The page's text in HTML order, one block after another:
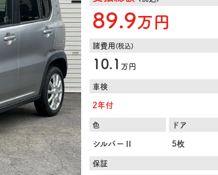
89.9万円
諸費用(税込)
10.1 万円
車検
2年付
色
シルバーⅡ
ドア
5枚
保証